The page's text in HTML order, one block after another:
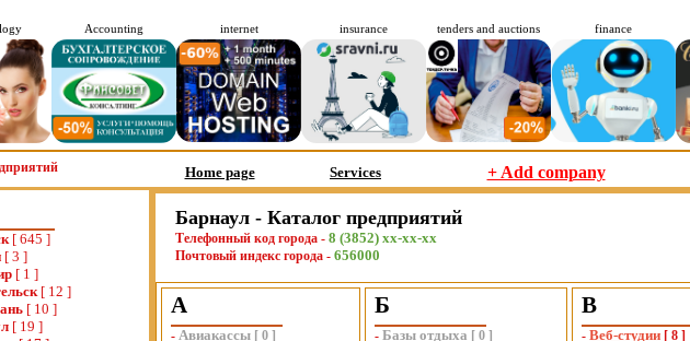
Accounting internet insurance tenders and auctions finance
Home page Services + Add company
[ 645 ]
[ 3 ]
[ 1 ]
[ 12 ]
[ 10 ]
[ 19 ]
Барнаул - Каталог предприятий
Телефонный код города - 8 (3852) xx-xx-xx
Почтовый индекс города - 656000
А
- Авиакассы [ 0 ]
Б
- Базы отдыха [ 0 ]
В
- Веб-студии [ 8 ]